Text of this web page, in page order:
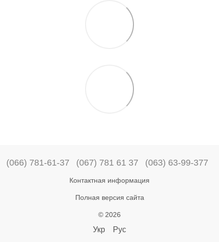
(066) 781-61-37 (067) 781 61 37 (063) 63-99-377
Контактная информация
Полная версия сайта
© 2026
Укр Рус